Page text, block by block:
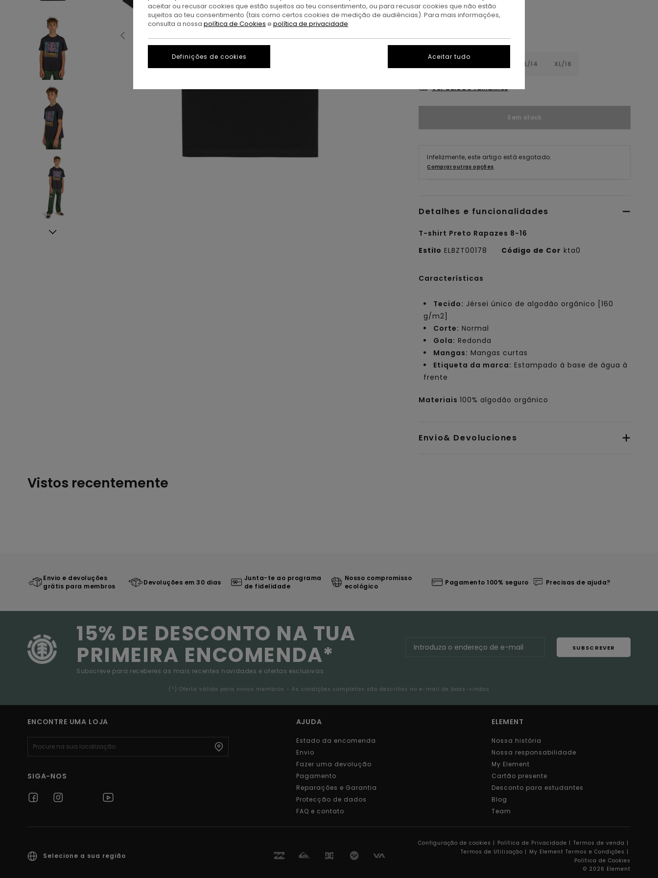
L/14 XL/16
Ver Guia De Tamanhos
Sem stock
Infelizmente, este artigo está esgotado.
Comprar outras opções
Detalhes e funcionalidades
T-shirt Preto Rapazes 8-16
Estilo ELBZT00178 Código de Cor kta0
Características
Tecido: Jérsei único de algodão orgânico [160
g/m2]
Corte: Normal
Gola: Redonda
Mangas: Mangas curtas
Etiqueta da marca: Estampado à base de água à
frente
Materiais100% algodão orgânico
Envio& Devoluciones
Vistos recentemente
Envio e devoluções
grátis para membros
Devoluções em 30 dias
Junta-te ao programa
de fidelidade
Nosso compromisso
ecológico
Pagamento 100% seguro Precisas de ajuda?
15% DE DESCONTO NA TUA
PRIMEIRA ENCOMENDA*
Subscreve para receberes as mais recentes novidades e ofertas exclusivas.
SUBSCREVER
(*) Oferta válida para novos membros - As condições completas são descritas no e-mail de boas-vindas
ENCONTRE UMA LOJA
SIGA-NOS
AJUDA
Estado da encomenda
Envio
Fazer uma devolução
Pagamento
Reparações e Garantia
Protecção de dados
FAQ e contato
ELEMENT
Nossa história
Nossa responsabilidade
My Element
Cartão presente
Desconto para estudantes
Blog
Team
Selecione a sua região
Configuração de cookies | Política de Privacidade | Termos de venda |
Termos de Utilizaçâo | My Element Termos e Condições |
Política de Cookies
© 2026 Element
aceitar ou recusar cookies que estão sujeitos ao teu consentimento, ou para recusar cookies que não estão
sujeitos ao teu consentimento (tais como certos cookies de medição de audiências). Para mais informações,
consulta a nossa política de Cookies e política de privacidade
Definições de cookies Aceitar tudo